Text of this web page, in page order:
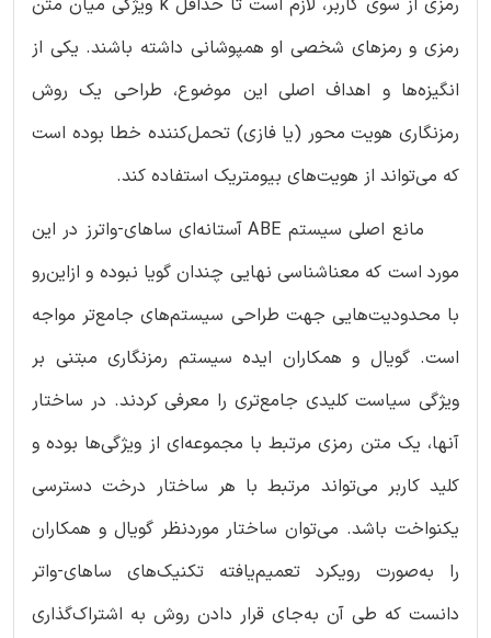
رمزی و رمزهای شخصی او همپوشانی داشته باشند. یکی از
انگیزه‌ها و اهداف اصلی این موضوع، طراحی یک روش
رمزنگاری هویت محور (یا فازی) تحمل‌کننده خطا بوده است
که می‌تواند از هویت‌های بیومتریک استفاده کند.
مانع اصلی سیستم ABE آستانه‌ای ساهای-واترز در این
مورد است که معناشناسی نهایی چندان گویا نبوده و ازاین‌رو
با محدودیت‌هایی جهت طراحی سیستم‌های جامع‌تر مواجه
است. گویال و همکاران ایده سیستم رمزنگاری مبتنی بر
ویژگی سیاست کلیدی جامع‌تری را معرفی کردند. در ساختار
آنها، یک متن رمزی مرتبط با مجموعه‌ای از ویژگی‌ها بوده و
کلید کاربر می‌تواند مرتبط با هر ساختار درخت دسترسی
یکنواخت باشد. می‌توان ساختار موردنظر گویال و همکاران
را به‌صورت رویکرد تعمیم‌یافته تکنیک‌های ساهای-واتر
دانست که طی آن به‌جای قرار دادن روش به اشتراک‌گذاری